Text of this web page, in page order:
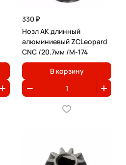
330 ₽
Нозл АК длинный
алюминиевый ZCLeopard
CNC /20.7мм /M-174
В корзину